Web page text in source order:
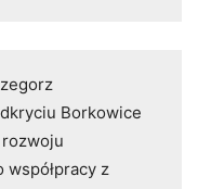
Borkowice
współpracy z